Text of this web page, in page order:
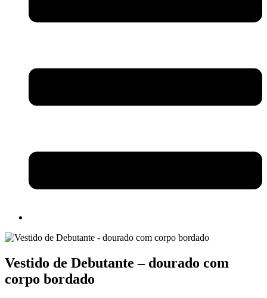
Vestido de Debutante – dourado com
corpo bordado